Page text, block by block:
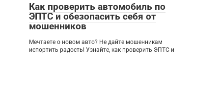
Как проверить автомобиль по
ЭПТС и обезопасить себя от
мошенников
Мечтаете о новом авто? Не дайте мошенникам
испортить радость! Узнайте, как проверить ЭПТС и